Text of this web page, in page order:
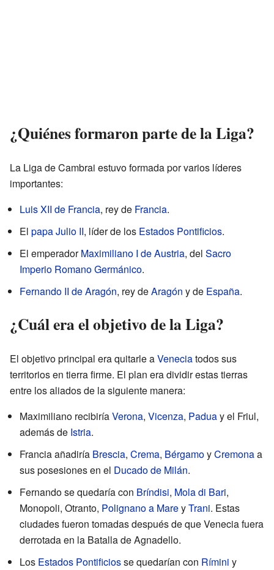
¿Quiénes formaron parte de la Liga?
La Liga de Cambrai estuvo formada por varios líderes
importantes:
Luis XII de Francia, rey de Francia.
El papa Julio II, líder de los Estados Pontificios.
El emperadorMaximiliano I de Austria, del Sacro
Imperio Romano Germánico.
Fernando II de Aragón, rey deAragón y de España.
¿Cuál era el objetivo de la Liga?
El objetivo principal era quitarle aVeneciatodos sus
territorios en tierra firme. El plan era dividir estas tierras
entre los aliados de la siguiente manera:
Maximiliano recibiríaVerona, Vicenza, Paduay el Friul,
además de Istria.
Francia añadiría Brescia, Crema, BérgamoyCremonaa
sus posesiones en el Ducado de Milán.
Fernando se quedaría con Bríndisi, Mola di Bari,
Monopoli, Otranto, Polignano a MareyTrani. Estas
ciudades fueron tomadas después de que Venecia fuera
derrotada en la Batalla de Agnadello.
Los Estados Pontificiosse quedarían con Rímini y